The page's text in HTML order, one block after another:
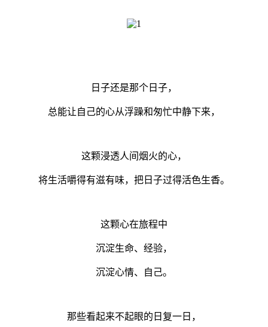
日子还是那个日子，
总能让自己的心从浮躁和匆忙中静下来，
这颗浸透人间烟火的心，
将生活嚼得有滋有味，把日子过得活色生香。
这颗心在旅程中
沉淀生命、经验，
沉淀心情、自己。
那些看起来不起眼的日复一日，